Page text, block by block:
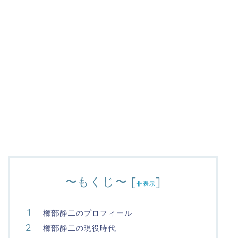
〜もくじ〜 [非表示]
櫛部静二のプロフィール
櫛部静二の現役時代